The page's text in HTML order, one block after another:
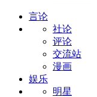
言论
社论
评论
交流站
漫画
娱乐
明星